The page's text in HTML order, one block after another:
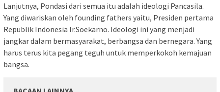
Lanjutnya, Pondasi dari semua itu adalah ideologi Pancasila.
Yang diwariskan oleh founding fathers yaitu, Presiden pertama
Republik Indonesia Ir.Soekarno. Ideologi ini yang menjadi
jangkar dalam bermasyarakat, berbangsa dan bernegara. Yang
harus terus kita pegang teguh untuk memperkokoh kemajuan
bangsa.